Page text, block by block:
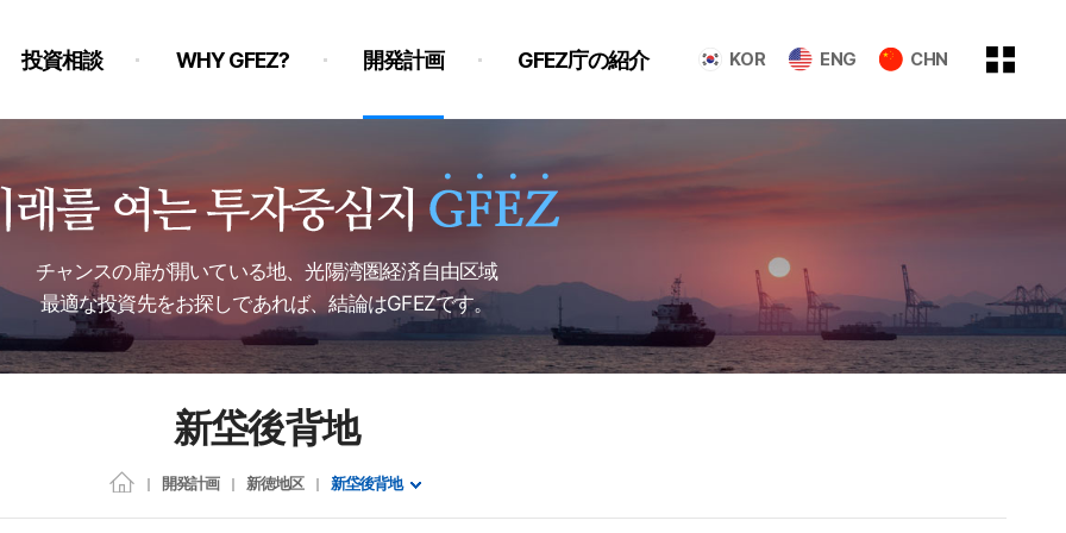
KOR ENG CHN
投資相談 WHY GFEZ? 開発計画 GFEZ庁の紹介
チャンスの扉が開いている地、光陽湾圏経済自由区域
最適な投資先をお探しであれば、結論はGFEZです。
新垈後背地
開発計画 新徳地区 新垈後背地